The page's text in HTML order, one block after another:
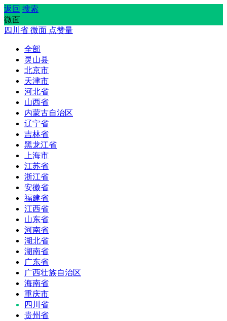
返回 搜索
微面
四川省 微面 点赞量
全部
灵山县
北京市
天津市
河北省
山西省
内蒙古自治区
辽宁省
吉林省
黑龙江省
上海市
江苏省
浙江省
安徽省
福建省
江西省
山东省
河南省
湖北省
湖南省
广东省
广西壮族自治区
海南省
重庆市
四川省
贵州省